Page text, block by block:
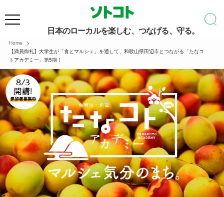
日本のローカルを楽しむ、つなげる、守る。
Home
【満員御礼】大学生が「食とマルシェ」を通して、和歌山県田辺市とつながる「たなコ
トアカデミー」第5期！